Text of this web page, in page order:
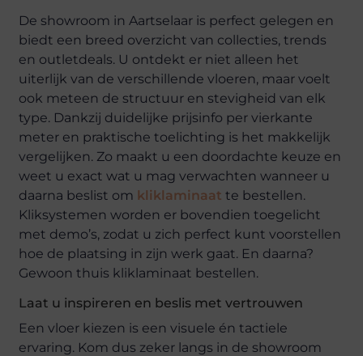
De showroom in Aartselaar is perfect gelegen en
biedt een breed overzicht van collecties, trends
en outletdeals. U ontdekt er niet alleen het
uiterlijk van de verschillende vloeren, maar voelt
ook meteen de structuur en stevigheid van elk
type. Dankzij duidelijke prijsinfo per vierkante
meter en praktische toelichting is het makkelijk
vergelijken. Zo maakt u een doordachte keuze en
weet u exact wat u mag verwachten wanneer u
daarna beslist om kliklaminaat te bestellen.
Kliksystemen worden er bovendien toegelicht
met demo’s, zodat u zich perfect kunt voorstellen
hoe de plaatsing in zijn werk gaat. En daarna?
Gewoon thuis kliklaminaat bestellen.
Laat u inspireren en beslis met vertrouwen
Een vloer kiezen is een visuele én tactiele
ervaring. Kom dus zeker langs in de showroom